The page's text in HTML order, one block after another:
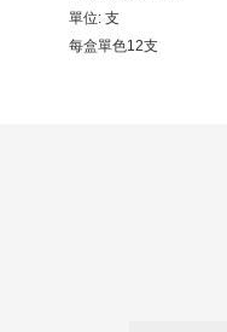
單位: 支
每盒單色12支